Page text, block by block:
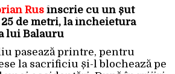
Rus înscrie cu un șut
de metri, la încheietura
lui Balauru
pasează printre, pentru
la sacrificiu și-l blochează pe